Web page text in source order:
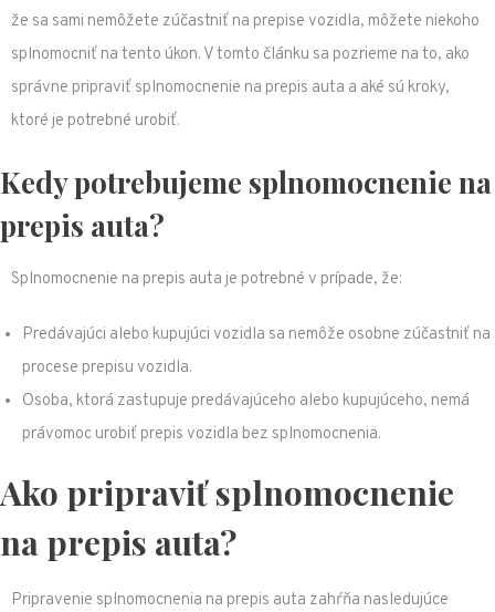
že sa sami nemôžete zúčastniť na prepise vozidla, môžete niekoho
splnomocniť na tento úkon. V tomto článku sa pozrieme na to, ako
správne pripraviť splnomocnenie na prepis auta a aké sú kroky,
ktoré je potrebné urobiť.
Kedy potrebujeme splnomocnenie na
prepis auta?
Splnomocnenie na prepis auta je potrebné v prípade, že:
Predávajúci alebo kupujúci vozidla sa nemôže osobne zúčastniť na
procese prepisu vozidla.
Osoba, ktorá zastupuje predávajúceho alebo kupujúceho, nemá
právomoc urobiť prepis vozidla bez splnomocnenia.
Ako pripraviť splnomocnenie
na prepis auta?
Pripravenie splnomocnenia na prepis auta zahŕňa nasledujúce